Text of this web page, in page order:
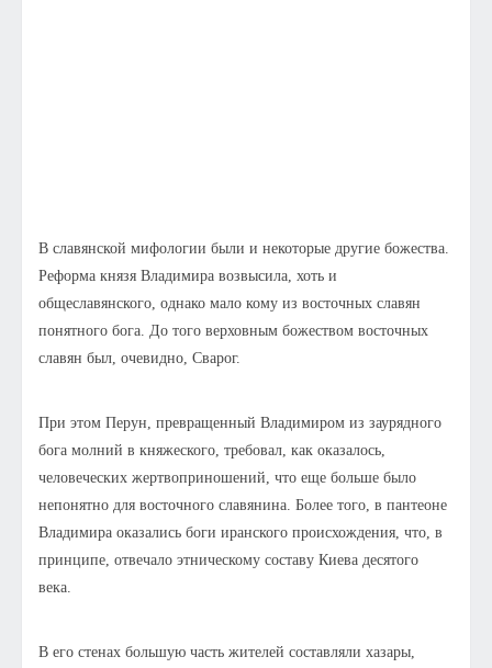
В славянской мифологии были и некоторые другие божества.
Реформа князя Владимира возвысила, хоть и
общеславянского, однако мало кому из восточных славян
понятного бога. До того верховным божеством восточных
славян был, очевидно, Сварог.
При этом Перун, превращенный Владимиром из заурядного
бога молний в княжеского, требовал, как оказалось,
человеческих жертвоприношений, что еще больше было
непонятно для восточного славянина. Более того, в пантеоне
Владимира оказались боги иранского происхождения, что, в
принципе, отвечало этническому составу Киева десятого
века.
В его стенах большую часть жителей составляли хазары,